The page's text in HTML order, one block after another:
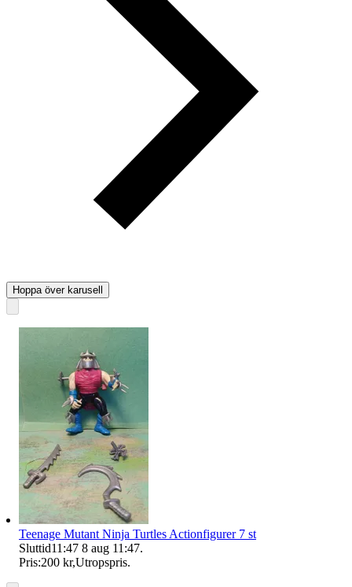
Hoppa över karusell
Teenage Mutant Ninja Turtles Actionfigurer 7 st
Sluttid11:47 8 aug 11:47.
Pris:200 kr,Utropspris.